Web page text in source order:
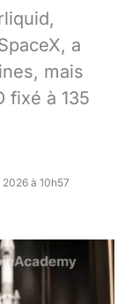
a
mais
fixé à 135
à 10h57